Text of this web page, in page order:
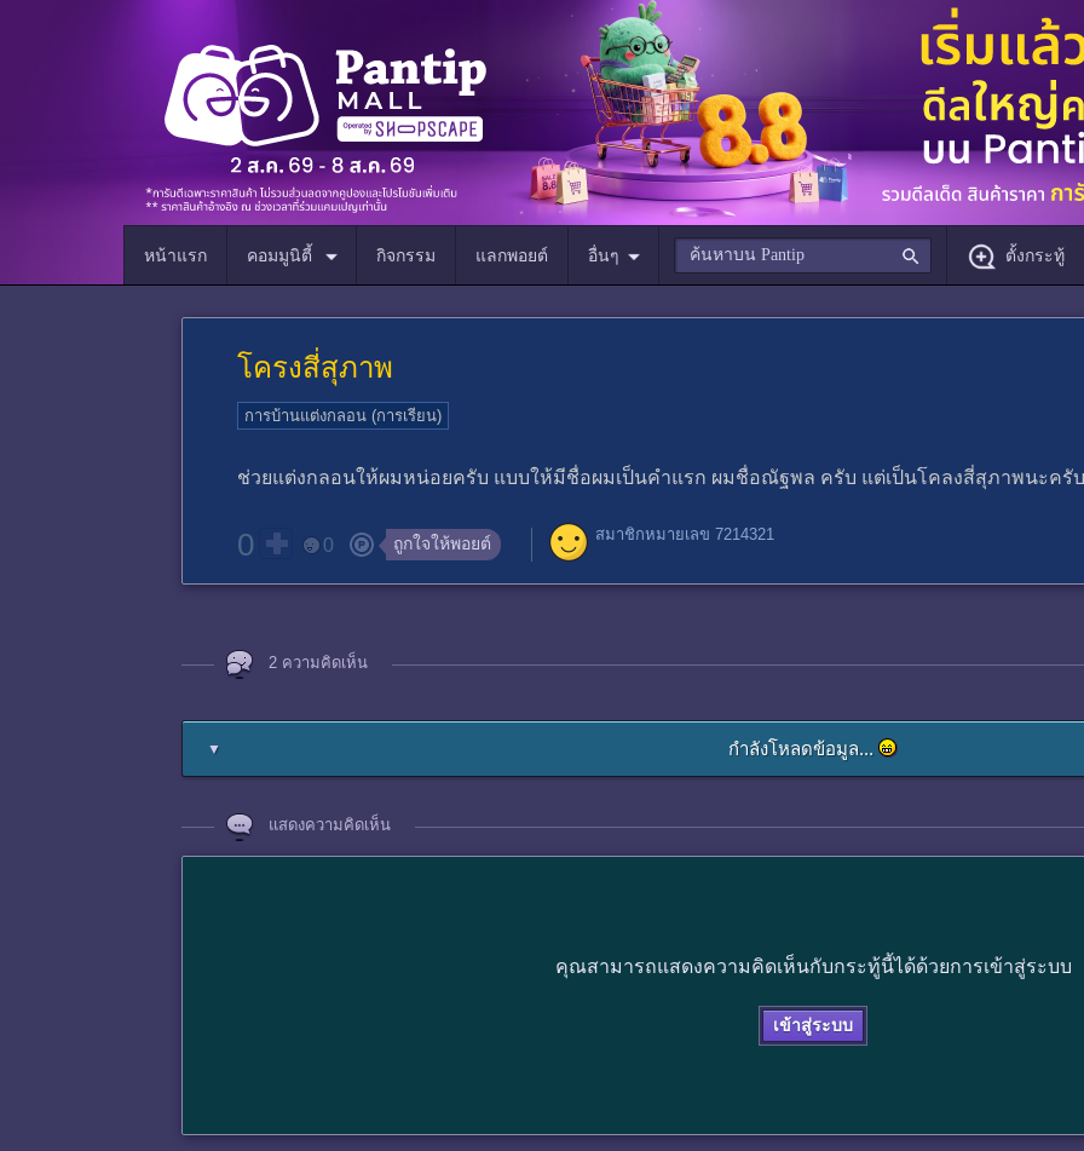
หน้าแรก คอมมูนิตี้ กิจกรรม แลกพอยต์ อื่นๆ ตั้งกระทู้
โครงสี่สุภาพ
การบ้านแต่งกลอน (การเรียน)
ช่วยแต่งกลอนให้ผมหน่อยครับ แบบให้มีชื่อผมเป็นคำแรก ผมชื่อณัฐพล ครับ แต่เป็นโคลงสี่สุภาพนะค
0 0 ถูกใจให้พอยต์ สมาชิกหมายเลข 7214321
2 ความคิดเห็น
▼ กำลังโหลดข้อมูล...
แสดงความคิดเห็น
คุณสามารถแสดงความคิดเห็นกับกระทู้นี้ได้ด้วยการเข้าสู่ระบบ
เข้าสู่ระบบ